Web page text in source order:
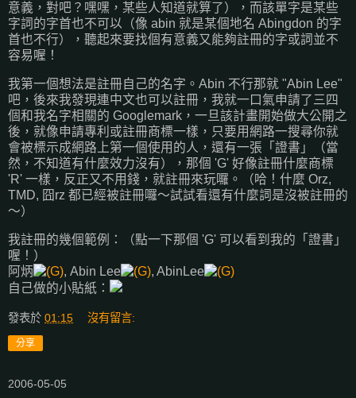
意義，對吧？嘿嘿，某些人知道就算了），而該單字是某些
字詞的字首也不可以（像 abin 就是某個地名 Abingdon 的字
首也不行），聽起來要找個有意義又能夠註冊的字或詞並不
容易喔！
我第一個想法是註冊自己的名字。Abin 不行那就 "Abin Lee"
吧，後來我發現連中文也可以註冊，我就一口氣申請了三四
個和我名字相關的 Googlemark，一旦該計畫開始做大公開之
後，就像申請專利或註冊商標一樣，只要用網路一搜尋你就
會被標示成網路上第一個使用的人，還有一張「證書」（當
然，不知道有什麼效力沒有），那個 'G' 好像註冊什麼商標
'R' 一樣，反正又不用錢，就註冊來玩囉。（哈！什麼 Orz,
TMD, 囧rz 都已經被註冊囉～試試看還有什麼詞是沒被註冊的
～）
我註冊的幾個範例：（點一下那個 'G' 可以看到我的「證書」
喔！）
阿炳
, Abin Lee
, AbinLee
自己做的小貼紙：
發表於 01:15 沒有留言:
分享
2006-05-05